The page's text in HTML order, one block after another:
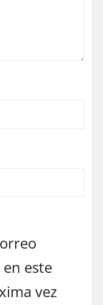
este
vez